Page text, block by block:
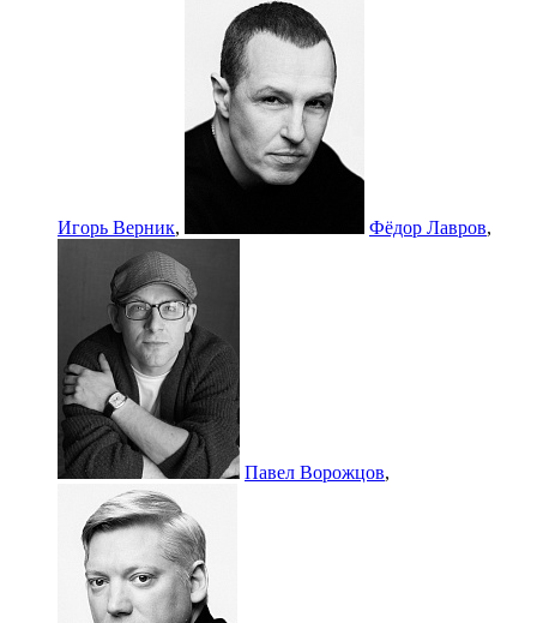
Игорь Верник, Фёдор Лавров,
Павел Ворожцов,